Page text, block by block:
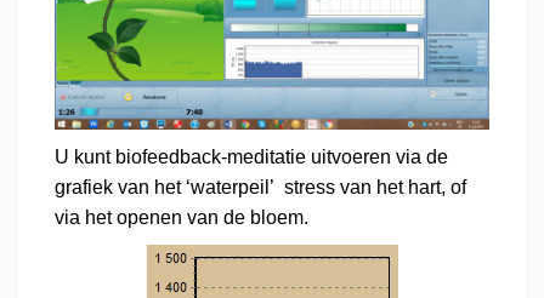
U kunt biofeedback-meditatie uitvoeren via de
grafiek van het ‘waterpeil’ stress van het hart, of
via het openen van de bloem.